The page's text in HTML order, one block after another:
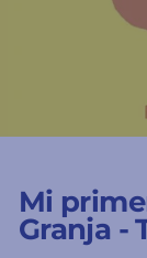
Mi
Granja -